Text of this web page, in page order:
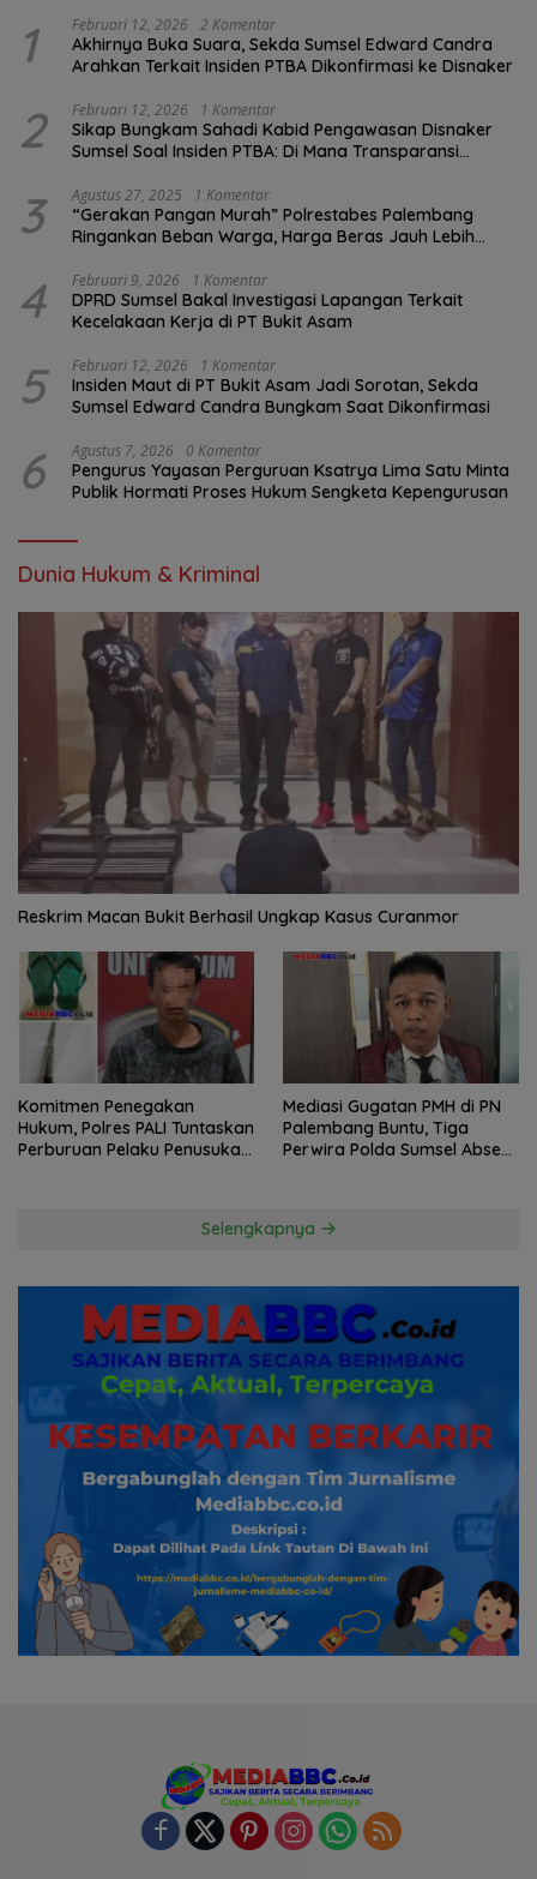
1 Februari 12, 2026 2 Komentar
Akhirnya Buka Suara, Sekda Sumsel Edward Candra
Arahkan Terkait Insiden PTBA Dikonfirmasi ke Disnaker
2 Februari 12, 2026 1 Komentar
Sikap Bungkam Sahadi Kabid Pengawasan Disnaker
Sumsel Soal Insiden PTBA: Di Mana Transparansi
3 Agustus 27, 2025 1 Komentar
“Gerakan Pangan Murah” Polrestabes Palembang
Ringankan Beban Warga, Harga Beras Jauh Lebih
4 Februari 9, 2026 1 Komentar
DPRD Sumsel Bakal Investigasi Lapangan Terkait
Kecelakaan Kerja di PT Bukit Asam
5 Februari 12, 2026 1 Komentar
Insiden Maut di PT Bukit Asam Jadi Sorotan, Sekda
Sumsel Edward Candra Bungkam Saat Dikonfirmasi
6 Agustus 7, 2026 0 Komentar
Pengurus Yayasan Perguruan Ksatrya Lima Satu Minta
Publik Hormati Proses Hukum Sengketa Kepengurusan
Dunia Hukum & Kriminal
Reskrim Macan Bukit Berhasil Ungkap Kasus Curanmor
Komitmen Penegakan
Hukum, Polres PALI Tuntaskan
Perburuan Pelaku Penusukan
Mediasi Gugatan PMH di PN
Palembang Buntu, Tiga
Perwira Polda Sumsel Absen,
Selengkapnya